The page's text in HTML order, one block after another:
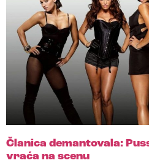
Članica demantovala:
vraća na scenu